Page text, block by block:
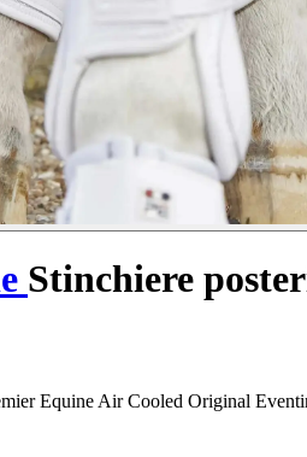
Stinchiere
Equine Air Cooled Original